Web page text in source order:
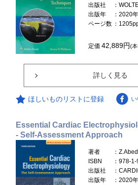
出版社
：
出版年
：2020年
ページ数 ：
定価42,889円(
詳しく見る
ほしいものリストに登録
Essential Cardiac
- Self-Assessment Approach
著者
：
ISBN
：978-
出版社
：
出版年
：2020年